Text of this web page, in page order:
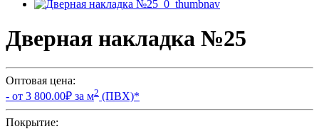
Дверная накладка №25
Оптовая цена:
- от 3 800.00₽ за м2 (ПВХ)*
Покрытие: